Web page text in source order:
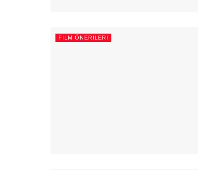
FILM ÖNERILERI